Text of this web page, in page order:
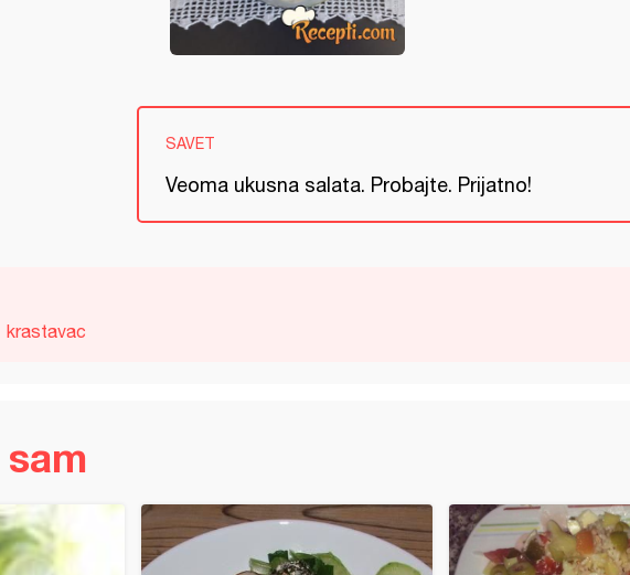
SAVET
Veoma ukusna salata. Probajte. Prijatno!
krastavac